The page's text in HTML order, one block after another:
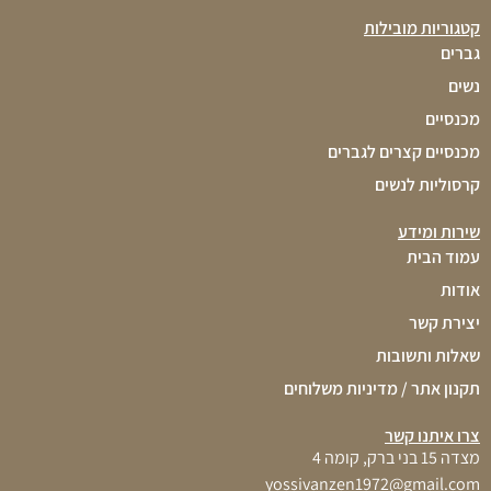
קטגוריות מובילות
גברים
נשים
מכנסיים
מכנסיים קצרים לגברים
קרסוליות לנשים
שירות ומידע
עמוד הבית
אודות
יצירת קשר
שאלות ותשובות
תקנון אתר / מדיניות משלוחים
צרו איתנו קשר
מצדה 15 בני ברק, קומה 4
yossivanzen1972@gmail.com